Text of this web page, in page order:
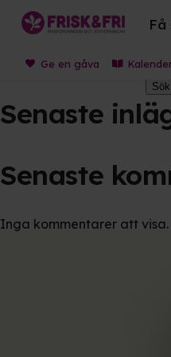
Få
Ge en gåva
Sök
Senaste
Senaste
Inga kommentarer att visa.